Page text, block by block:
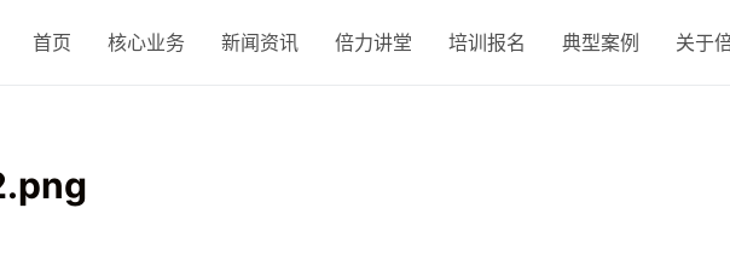
首页 核心业务 新闻资讯 倍力讲堂 培训报名 典型案例 关于